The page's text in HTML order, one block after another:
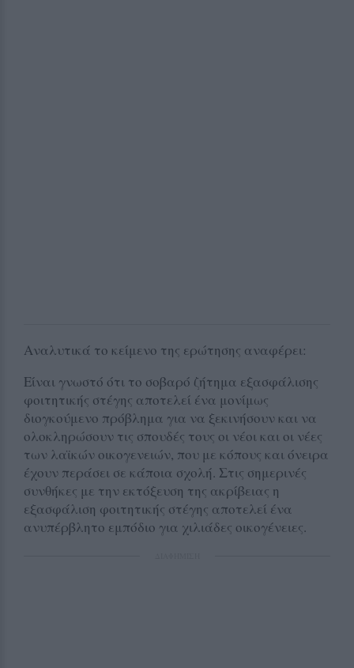
Αναλυτικά το κείμενο της ερώτησης αναφέρει:
Είναι γνωστό ότι το σοβαρό ζήτημα εξασφάλισης
φοιτητικής στέγης αποτελεί ένα μονίμως
διογκούμενο πρόβλημα για να ξεκινήσουν και να
ολοκληρώσουν τις σπουδές τους οι νέοι και οι νέες
των λαϊκών οικογενειών, που με κόπους και όνειρα
έχουν περάσει σε κάποια σχολή. Στις σημερινές
συνθήκες με την εκτόξευση της ακρίβειας η
εξασφάλιση φοιτητικής στέγης αποτελεί ένα
ανυπέρβλητο εμπόδιο για χιλιάδες οικογένειες.